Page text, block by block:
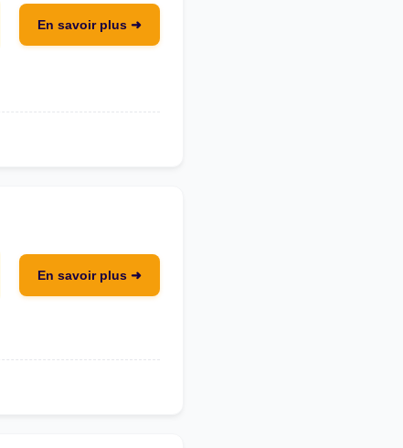
En savoir plus ➜
En savoir plus ➜